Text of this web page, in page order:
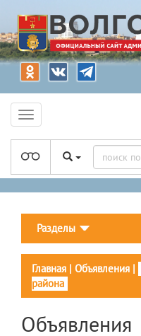
Разделы
Главная | Объявления |
района
Объявления